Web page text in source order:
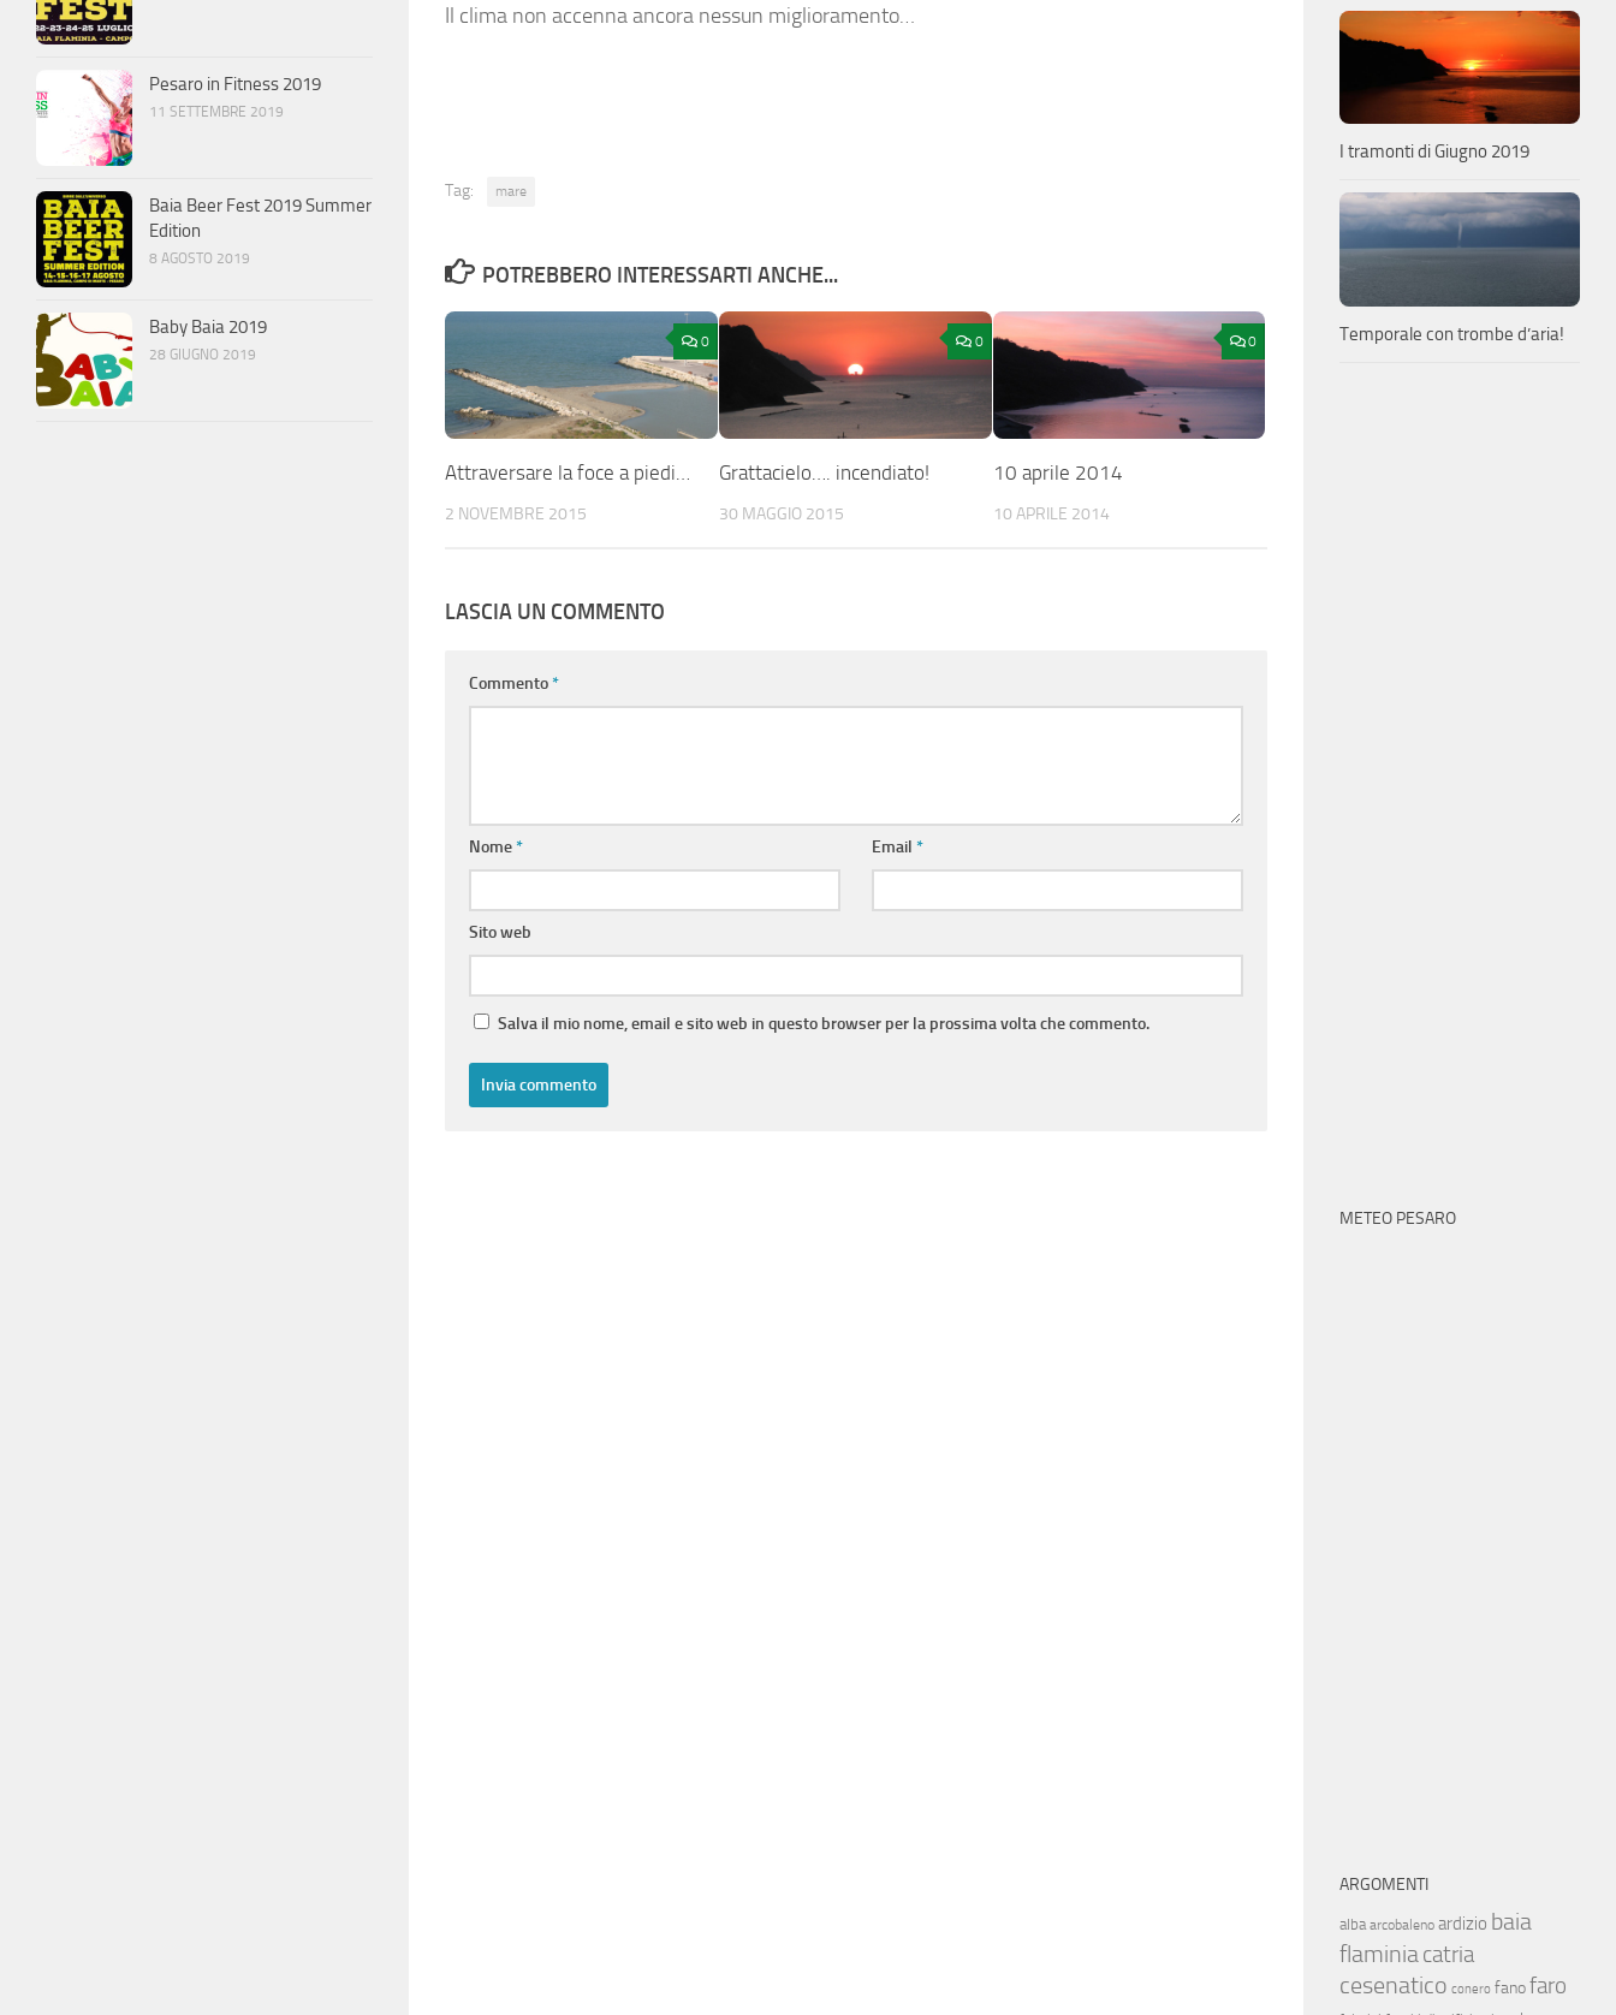
Il clima non accenna ancora nessun miglioramento…
Tag: mare
POTREBBERO INTERESSARTI ANCHE...
0
Attraversare la foce a piedi…
2 NOVEMBRE 2015
0
Grattacielo…. incendiato!
30 MAGGIO 2015
0
10 aprile 2014
10 APRILE 2014
LASCIA UN COMMENTO
Commento*
Nome* Email *
Sito web
Salva il mio nome, email e sito web in questo browser per la prossima volta che commento.
Pesaro in Fitness 2019
11 SETTEMBRE 2019
Baia Beer Fest 2019 Summer
Edition
8 AGOSTO 2019
Baby Baia 2019
28 GIUGNO 2019
I tramonti di Giugno 2019
Temporale con trombe d’aria!
METEO PESARO
ARGOMENTI
alba arcobaleno ardizio baia
flaminia catria
cesenatico conero fanofaro